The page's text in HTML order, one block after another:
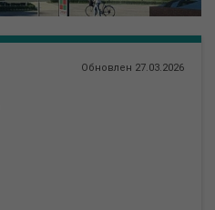
Обновлен 27.03.2026